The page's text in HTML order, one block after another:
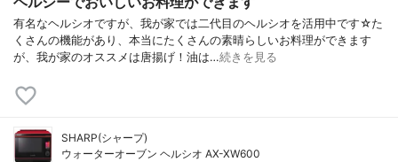
有名なヘルシオですが、我が家では二代目のヘルシオを活用中です☆た
くさんの機能があり、本当にたくさんの素晴らしいお料理ができます
が、我が家のオススメは唐揚げ！油は…続きを見る
SHARP(シャープ)
ウォーターオーブン ヘルシオ AX-XW600